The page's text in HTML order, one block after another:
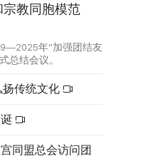
教同胞模范
年“加强团结友
总结会议。
传统文化
同盟总会访问团